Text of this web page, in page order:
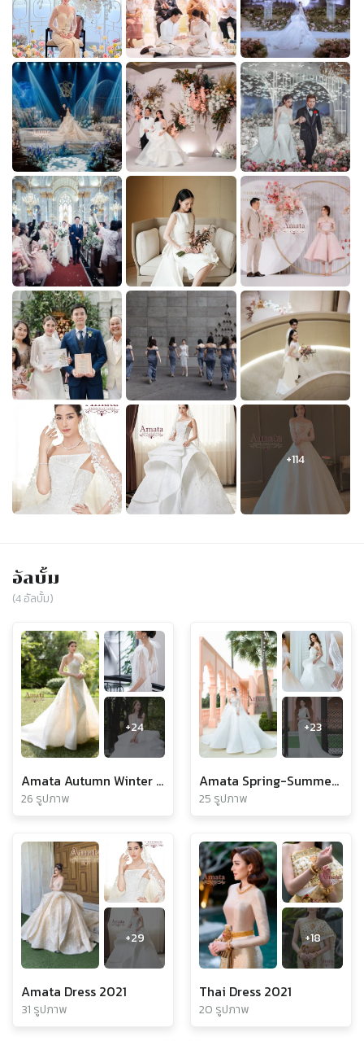
อัลบั้ม
(4อัลบั้ม)
+24
Amata Autumn Winter Collection 2022
26 รูปภาพ
+23
Amata Spring-Summer Collection 2021
25 รูปภาพ
+29
Amata Dress 2021
31 รูปภาพ
+18
Thai Dress 2021
20 รูปภาพ